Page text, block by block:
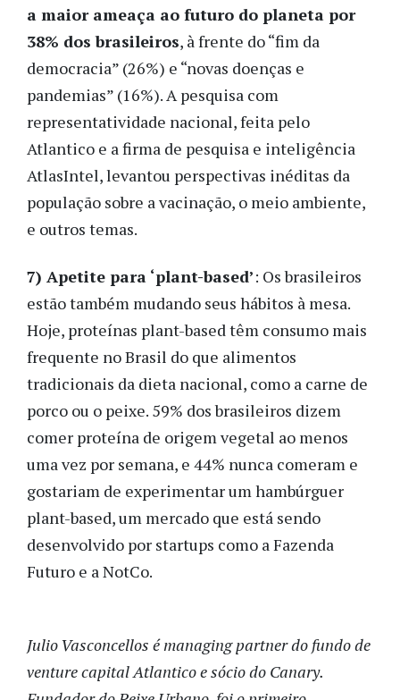
a maior ameaça ao futuro do planeta por
38% dos brasileiros, à frente do “fim da
democracia” (26%) e “novas doenças e
pandemias” (16%). A pesquisa com
representatividade nacional, feita pelo
Atlantico e a firma de pesquisa e inteligência
AtlasIntel, levantou perspectivas inéditas da
população sobre a vacinação, o meio ambiente,
e outros temas.
7) Apetite para ‘plant-based’: Os brasileiros
estão também mudando seus hábitos à mesa.
Hoje, proteínas plant-based têm consumo mais
frequente no Brasil do que alimentos
tradicionais da dieta nacional, como a carne de
porco ou o peixe. 59% dos brasileiros dizem
comer proteína de origem vegetal ao menos
uma vez por semana, e 44% nunca comeram e
gostariam de experimentar um hambúrguer
plant-based, um mercado que está sendo
desenvolvido por startups como a Fazenda
Futuro e a NotCo.
Julio Vasconcellos é managing partner do fundo de
venture capital Atlantico e sócio do Canary.